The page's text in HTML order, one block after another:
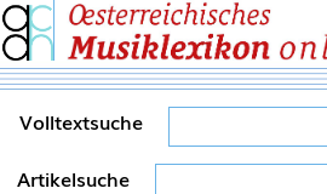
Volltextsuche
Artikelsuche